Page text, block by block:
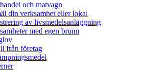
och matvagn
din verksamhet eller lokal
av livsmedelsanläggning
med egen brunn
från företag